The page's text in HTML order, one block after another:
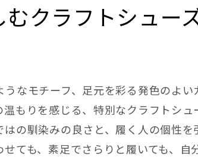
クラフトシューズ
うなモチーフ、足元を彩る発色のよい
もりを感じる、特別なクラフトシュ
はの馴染みの良さと、履く人の個性を
ても、素足でさらりと履いても、自